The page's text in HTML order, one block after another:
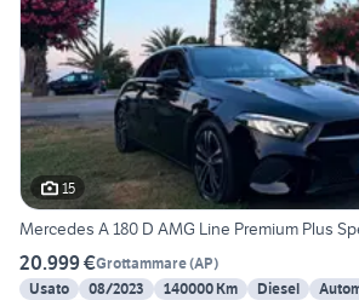
15
Mercedes A 180 D AMG Line Premium Plus
20.999 €Grottammare(AP)
Usato
08/2023 140000 Km Diesel